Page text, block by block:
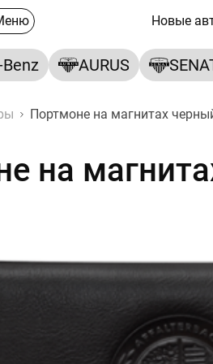
Новые
AURUS
Портмоне на магнитах
магнитах
на